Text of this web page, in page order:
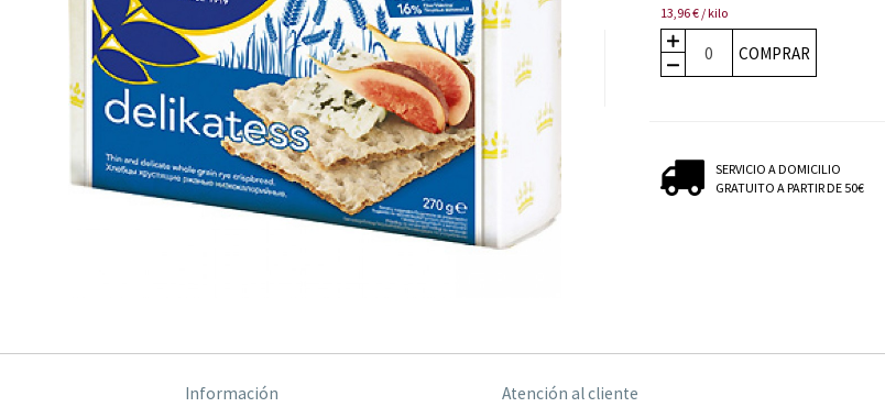
13,96 € / kilo
COMPRAR
SERVICIO A DOMICILIO
GRATUITO A PARTIR DE 50€
Información Atención al cliente